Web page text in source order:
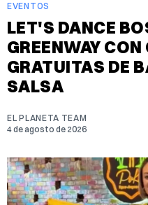
EVENTOS
LET'S DANCE
GREENWAY
GRATUITAS DE
SALSA
EL PLANETA TEAM
4 de agosto de 2026